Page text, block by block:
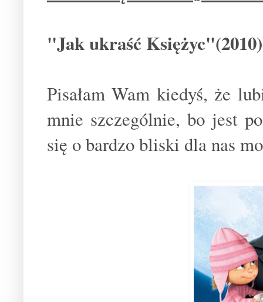
"Jak ukraść Księżyc"(2010)
Pisałam Wam kiedyś, że
mnie szczególnie, bo jest
się o bardzo bliski dla nas